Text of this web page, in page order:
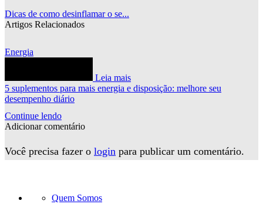
Dicas de como desinflamar o se...
Artigos Relacionados
Energia
Leia mais
5 suplementos para mais energia e disposição: melhore seu
desempenho diário
Continue lendo
Adicionar comentário
Você precisa fazer o login para publicar um comentário.
Quem Somos